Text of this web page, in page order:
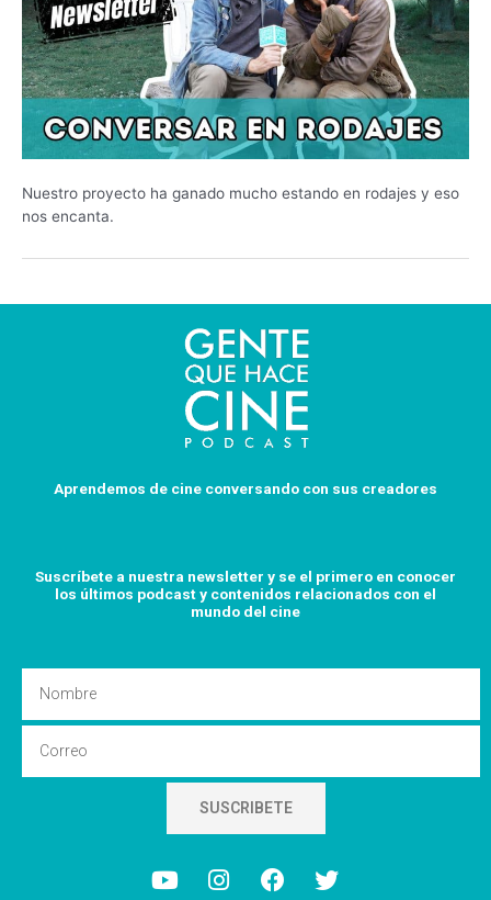
Nuestro proyecto ha ganado mucho estando en rodajes y eso
nos encanta.
Aprendemos de cine conversando con sus creadores
Suscríbete a nuestra newsletter y se el primero en conocer
los últimos podcast y contenidos relacionados con el
mundo del cine
SUSCRIBETE
Y
o
I
n
F
a
T
w